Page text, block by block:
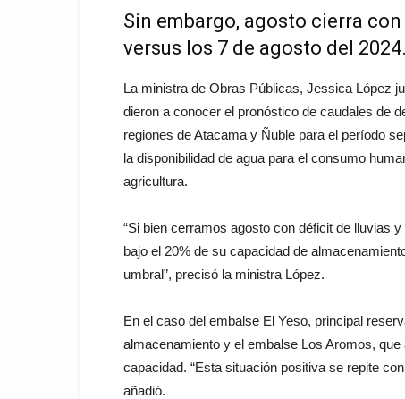
Sin embargo, agosto cierra
versus los 7 de agosto del 2024.
La ministra de Obras Públicas, Jessica López
dieron a conocer el pronóstico de caudales de
regiones de Atacama y Ñuble para el período
la disponibilidad de agua para el consumo
agricultura.
“Si bien cerramos agosto con déficit de lluvias
bajo el 20% de su capacidad de
umbral”, precisó la ministra López.
En el caso del embalse El Yeso, principal
almacenamiento y el embalse Los Aromos,
capacidad. “Esta situación positiva se repite
añadió.